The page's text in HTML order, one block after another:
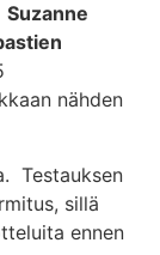
Suzanne
nähden
Testauksen
sillä
ennen